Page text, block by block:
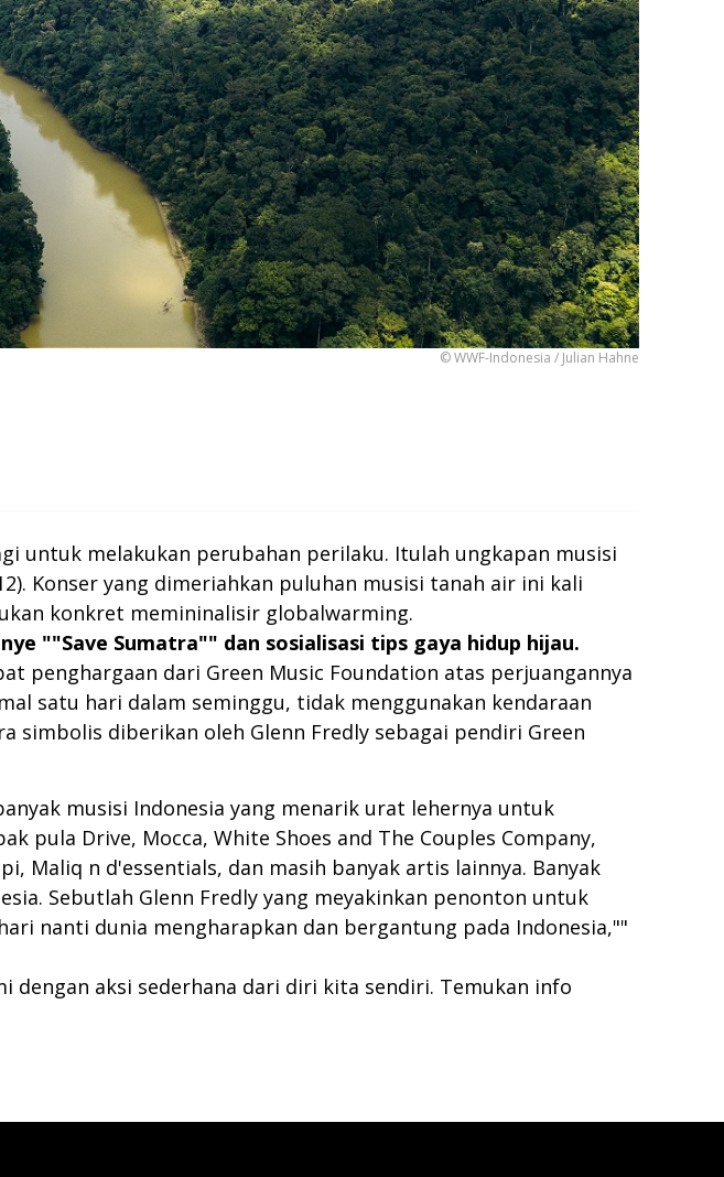
© WWF-Indonesia / Julian Hahne
untuk melakukan perubahan perilaku. Itulah ungkapan musisi
Konser yang dimeriahkan puluhan musisi tanah air ini kali
konkret memininalisir globalwarming.
""Save Sumatra"" dan sosialisasi tips gaya hidup hijau.
penghargaan dari Green Music Foundation atas perjuangannya
satu hari dalam seminggu, tidak menggunakan kendaraan
simbolis diberikan oleh Glenn Fredly sebagai pendiri Green
musisi Indonesia yang menarik urat lehernya untuk
pula Drive, Mocca, White Shoes and The Couples Company,
Maliq n d'essentials, dan masih banyak artis lainnya. Banyak
Sebutlah Glenn Fredly yang meyakinkan penonton untuk
nanti dunia mengharapkan dan bergantung pada Indonesia,""
dengan aksi sederhana dari diri kita sendiri. Temukan info